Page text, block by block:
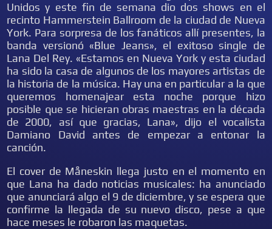
Unidos y este fin de semana dio dos shows en el
recinto Hammerstein Ballroom de la ciudad de Nueva
York. Para sorpresa de los fanáticos allí presentes, la
banda versionó «Blue Jeans», el exitoso single de
Lana Del Rey. «Estamos en Nueva York y esta ciudad
ha sido la casa de algunos de los mayores artistas de
la historia de la música. Hay una en particular a la que
queremos homenajear esta noche porque hizo
posible que se hicieran obras maestras en la década
de 2000, así que gracias, Lana», dijo el vocalista
Damiano David antes de empezar a entonar la
canción.
El cover de Måneskin llega justo en el momento en
que Lana ha dado noticias musicales: ha anunciado
que anunciará algo el 9 de diciembre, y se espera que
confirme la llegada de su nuevo disco, pese a que
hace meses le robaron las maquetas.